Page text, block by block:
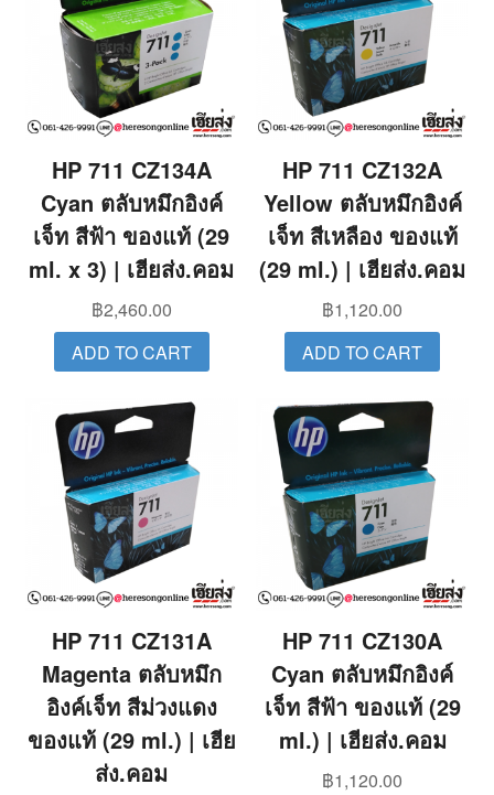
HP 711 CZ134A
Cyan ตลับหมึกอิงค์
เจ็ท สีฟ้า ของแท้ (29
ml. x 3) | เฮียส่ง.คอม
฿2,460.00
ADD TO CART
HP 711 CZ132A
Yellow ตลับหมึกอิงค์
เจ็ท สีเหลือง ของแท้
(29 ml.) | เฮียส่ง.คอม
฿1,120.00
ADD TO CART
HP 711 CZ131A
Magenta ตลับหมึก
อิงค์เจ็ท สีม่วงแดง
ของแท้ (29 ml.) | เฮีย
ส่ง.คอม
HP 711 CZ130A
Cyan ตลับหมึกอิงค์
เจ็ท สีฟ้า ของแท้ (29
ml.) | เฮียส่ง.คอม
฿1,120.00